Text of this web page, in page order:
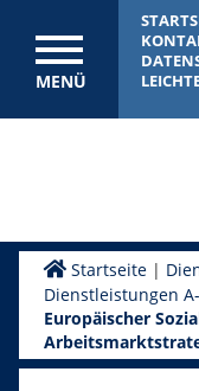
MENÜ
Startseite|
Dienstleistungen
Europäischer